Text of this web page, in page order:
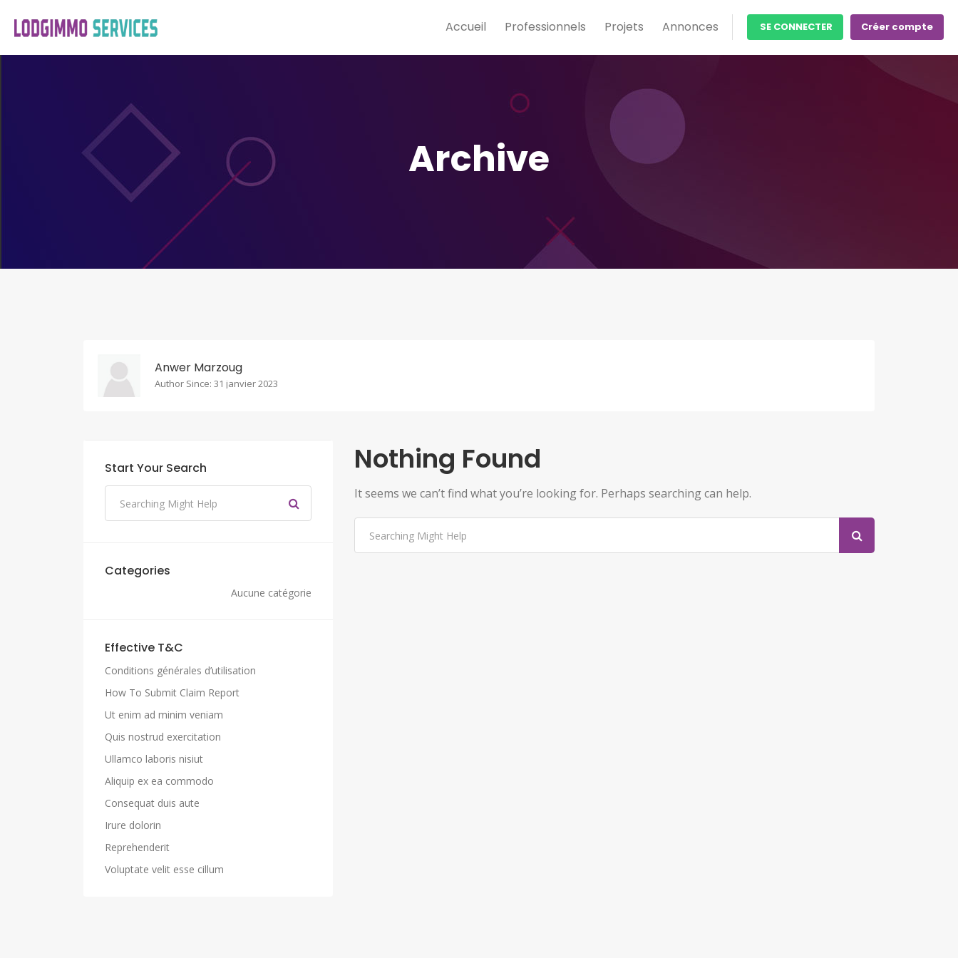
Accueil Professionnels Projets Annonces SE CONNECTER Créer compte
Archive
Anwer Marzoug
Author Since: 31 janvier 2023
Nothing Found
It seems we can’t find what you’re looking for. Perhaps searching can help.
Start Your Search
Categories
Aucune catégorie
Effective T&C
Conditions générales d’utilisation
How To Submit Claim Report
Ut enim ad minim veniam
Quis nostrud exercitation
Ullamco laboris nisiut
Aliquip ex ea commodo
Consequat duis aute
Irure dolorin
Reprehenderit
Voluptate velit esse cillum